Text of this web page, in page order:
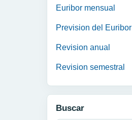
Euribor mensual
Prevision del Euribor
Revision anual
Revision semestral
Buscar